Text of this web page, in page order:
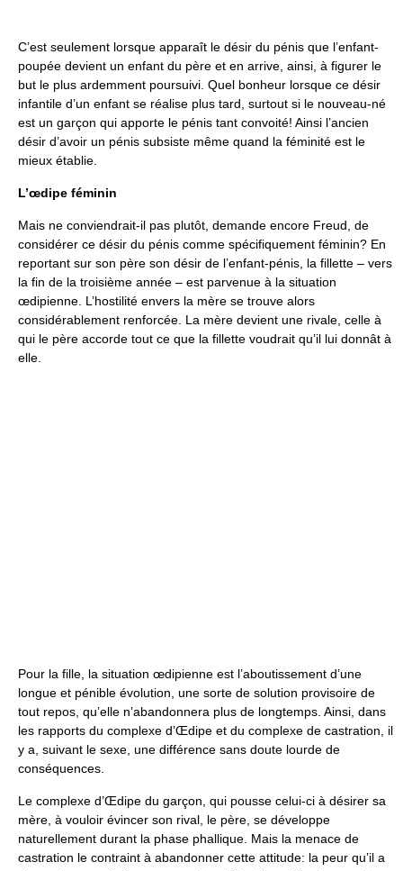
C’est seulement lorsque apparaît le désir du pénis que l’enfant-
poupée devient un enfant du père et en arrive, ainsi, à figurer le
but le plus ardemment poursuivi. Quel bonheur lorsque ce désir
infantile d’un enfant se réalise plus tard, surtout si le nouveau-né
est un garçon qui apporte le pénis tant convoité! Ainsi l’ancien
désir d’avoir un pénis subsiste même quand la féminité est le
mieux établie.
L’œdipe féminin
Mais ne conviendrait-il pas plutôt, demande encore Freud, de
considérer ce désir du pénis comme spécifiquement féminin? En
reportant sur son père son désir de l’enfant-pénis, la fillette – vers
la fin de la troisième année – est parvenue à la situation
œdipienne. L’hostilité envers la mère se trouve alors
considérablement renforcée. La mère devient une rivale, celle à
qui le père accorde tout ce que la fillette voudrait qu’il lui donnât à
elle.
Pour la fille, la situation œdipienne est l’aboutissement d’une
longue et pénible évolution, une sorte de solution provisoire de
tout repos, qu’elle n’abandonnera plus de longtemps. Ainsi, dans
les rapports du complexe d’Œdipe et du complexe de castration, il
y a, suivant le sexe, une différence sans doute lourde de
conséquences.
Le complexe d’Œdipe du garçon, qui pousse celui-ci à désirer sa
mère, à vouloir évincer son rival, le père, se développe
naturellement durant la phase phallique. Mais la menace de
castration le contraint à abandonner cette attitude: la peur qu’il a